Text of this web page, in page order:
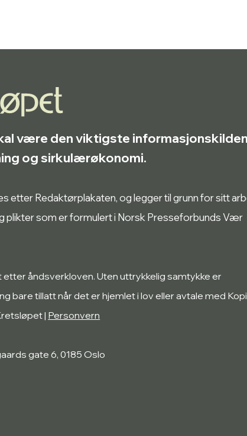
være den viktigste
og sirkulærøkonomi.
etter Redaktørplakaten, og legger til grunn for sitt
plikter som er formulert i Norsk Presseforbunds Vær
åndsverkloven. Uten uttrykkelig samtykke er
bare tillatt når det er hjemlet i lov eller avtale med
| Personvern
gate 6, 0185 Oslo